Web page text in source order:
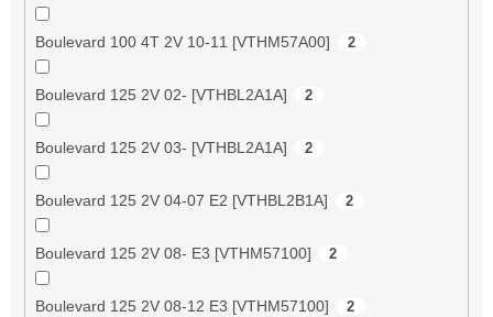
Boulevard 100 4T 2V 10-11 [VTHM57A00] 2
Boulevard 125 2V 02- [VTHBL2A1A] 2
Boulevard 125 2V 03- [VTHBL2A1A] 2
Boulevard 125 2V 04-07 E2 [VTHBL2B1A] 2
Boulevard 125 2V 08- E3 [VTHM57100] 2
Boulevard 125 2V 08-12 E3 [VTHM57100] 2